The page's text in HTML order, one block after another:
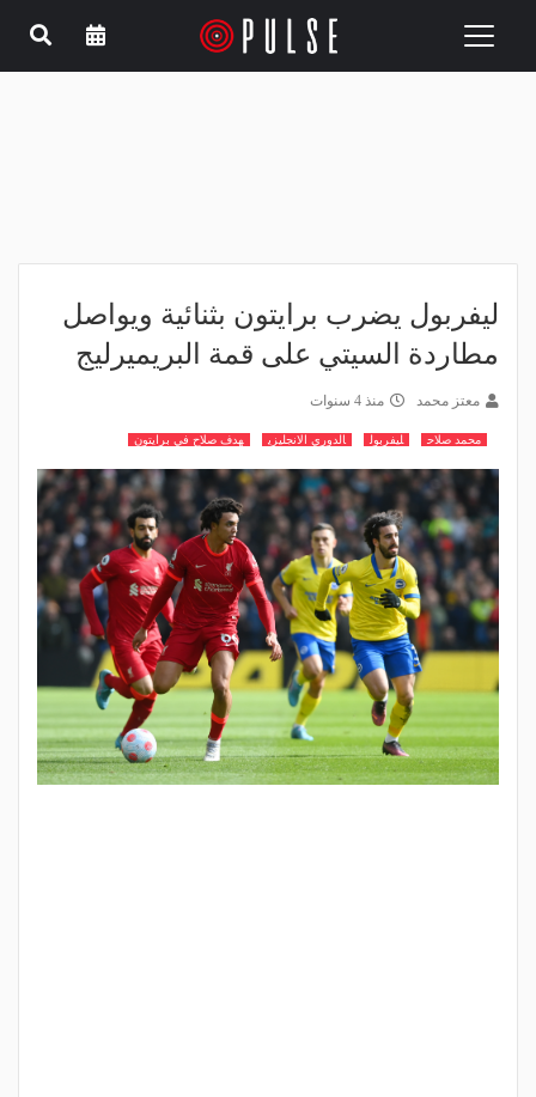
Toggle
ليفربول يضرب برايتون بثنائية ويواصل
مطاردة السيتي على قمة البريميرليج
معتز محمد منذ 4 سنوات
محمد صلاح ليفربول الدوري الانجليزي هدف صلاح في برايتون